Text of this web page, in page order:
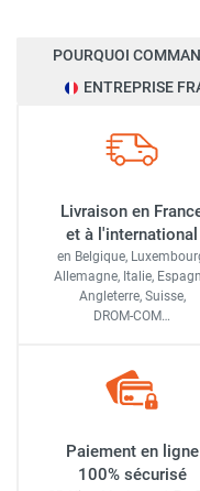
POURQUOI
ENTREPRISE
Livraison en
et à l'international
en Belgique,
Allemagne, Italie,
Angleterre, Suisse,
DROM-COM…
Paiement en ligne
100% sécurisé